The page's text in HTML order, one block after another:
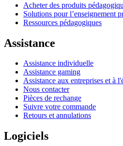
Acheter des produits
Solutions pour l’enseignement
Ressources pédagogiques
Assistance
Assistance individuelle
Assistance gaming
Assistance aux entreprises et à
Nous contacter
Pièces de rechange
Suivre votre commande
Retours et annulations
Logiciels